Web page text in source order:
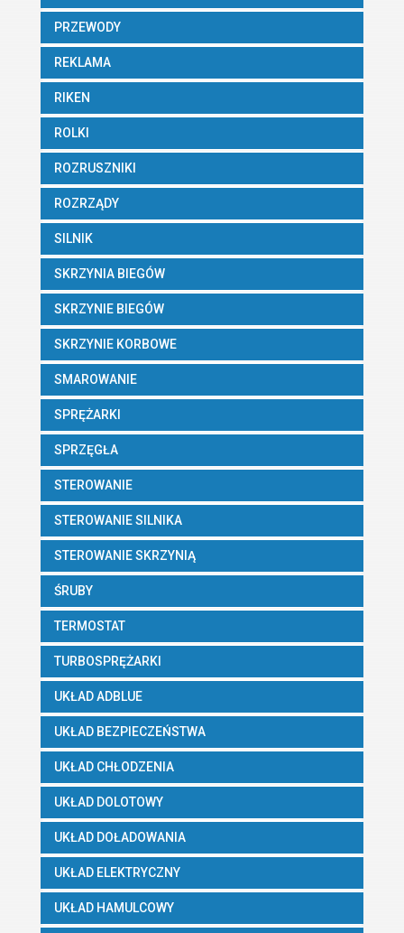
PRZEWODY
REKLAMA
RIKEN
ROLKI
ROZRUSZNIKI
ROZRZĄDY
SILNIK
SKRZYNIA BIEGÓW
SKRZYNIE BIEGÓW
SKRZYNIE KORBOWE
SMAROWANIE
SPRĘŻARKI
SPRZĘGŁA
STEROWANIE
STEROWANIE SILNIKA
STEROWANIE SKRZYNIĄ
ŚRUBY
TERMOSTAT
TURBOSPRĘŻARKI
UKŁAD ADBLUE
UKŁAD BEZPIECZEŃSTWA
UKŁAD CHŁODZENIA
UKŁAD DOLOTOWY
UKŁAD DOŁADOWANIA
UKŁAD ELEKTRYCZNY
UKŁAD HAMULCOWY